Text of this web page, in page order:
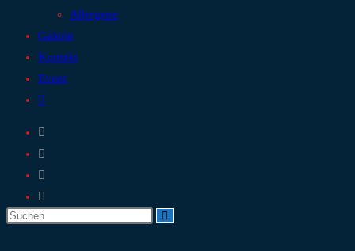
Allergene
Galerie
Kontakt
Event